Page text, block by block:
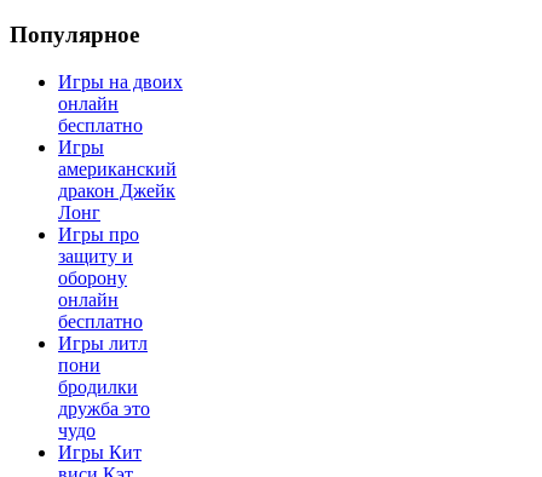
Популярное
Игры на двоих
онлайн
бесплатно
Игры
американский
дракон Джейк
Лонг
Игры про
защиту и
оборону
онлайн
бесплатно
Игры литл
пони
бродилки
дружба это
чудо
Игры Кит